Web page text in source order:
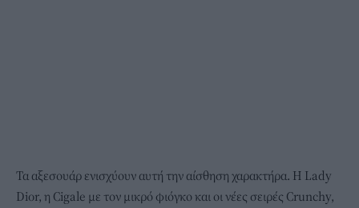
Τα αξεσουάρ ενισχύουν αυτή την αίσθηση χαρακτήρα. Η Lady
Dior, η Cigale με τον μικρό φιόγκο και οι νέες σειρές Crunchy,